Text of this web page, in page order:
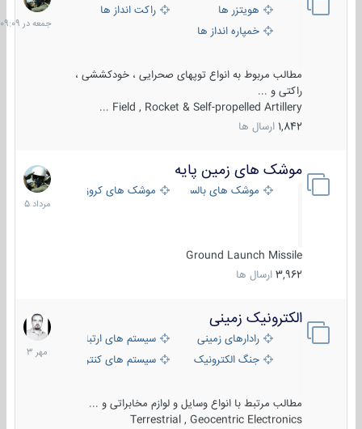
هویتزر ها
راکت انداز ها
خمپاره انداز ها
مطالب مربوط به انواع توپهای صحرایی ، خودکششی ،
راکتی و ...
Field , Rocket & Self-propelled Artillery ...
1,842 ارسال ها
در
09:09
موشک های زمین پایه
موشک های بالستیک موشک های کروز
Ground Launch Missile
3,962 ارسال ها
2
مرداد
1405
الکترونیک زمینی
رادارهای زمینی
سیستم های ارتباطی و جمع آوری
جنگ الکترونیک
سیستم های کنترل آتش و تجهیزات
مطالب مرتبط با انواع وسایل و لوازم مخابراتی و ...
Terrestrial , Geocentric Electronics
1
مهر
1403